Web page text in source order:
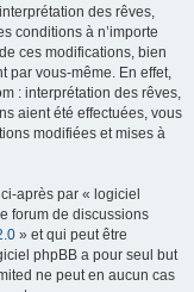
des rêves,
conditions à n’importe
ces modifications, bien
par vous-même. En effet,
: interprétation des rêves,
aient été effectuées, vous
modifiées et mises à
après par « logiciel
forum de discussions
» et qui peut être
phpBB a pour seul but
ne peut en aucun cas